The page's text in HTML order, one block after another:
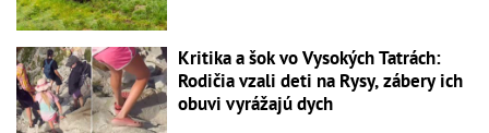
Kritika a šok vo Vysokých Tatrách:
Rodičia vzali deti na Rysy, zábery ich
obuvi vyrážajú dych